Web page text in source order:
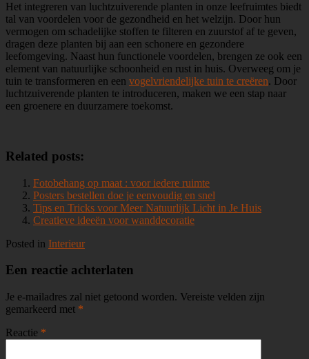
Het integreren van luchtzuiverende planten in onze leefruimtes biedt
tal van voordelen voor de gezondheid en het welzijn. Door hun
vermogen om schadelijke stoffen te filteren en zuurstof af te geven,
dragen deze planten bij aan een schonere en gezondere
leefomgeving. Naast hun functionele voordelen, brengen ze ook een
element van natuurlijke schoonheid en rust in huis. Overweeg om je
tuin te transformeren en een vogelvriendelijke tuin te creëren. Door
luchtzuiverende planten te introduceren, maken we een stap naar
een groenere en duurzamere toekomst.
Related posts:
Fotobehang op maat : voor iedere ruimte
Posters bestellen doe je eenvoudig en snel
Tips en Tricks voor Meer Natuurlijk Licht in Je Huis
Creatieve ideeën voor wanddecoratie
Posted in Interieur
Een reactie achterlaten
Je e-mailadres zal niet getoond worden. Vereiste velden zijn
gemarkeerd met *
Reactie *